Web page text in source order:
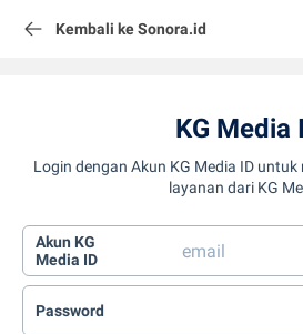
Kembali ke Sonora.id
KG Media
Login dengan Akun KG Media ID
layanan dari KG
Akun KG
Media ID
Password